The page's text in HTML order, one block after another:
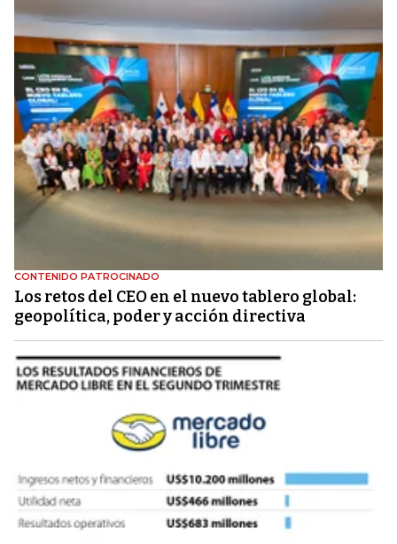
CONTENIDO PATROCINADO
Los retos del CEO en el nuevo tablero global:
geopolítica, poder y acción directiva